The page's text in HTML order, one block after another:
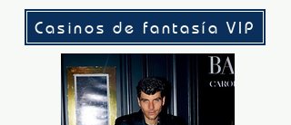
Casinos de fantasía VIP